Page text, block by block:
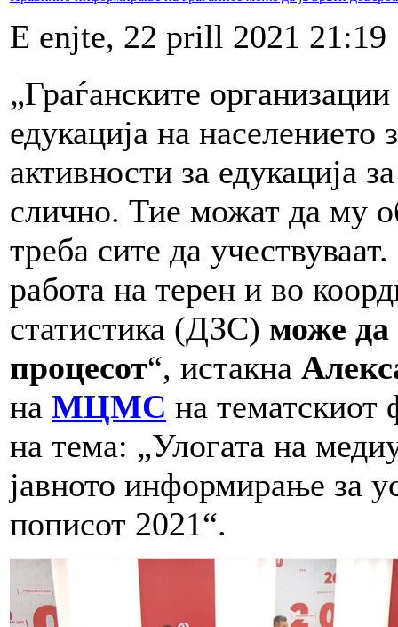
E enjte, 22 prill 2021 21:19
„Граѓанските
едукација на
активности за едукација
слично. Тие можат да му
треба сите да
работа на терен и во
статистика (ДЗС) може да
процесот“, истакна
на МЦМС на
на тема: „Улогата на
јавното информирање за
пописот 2021“.